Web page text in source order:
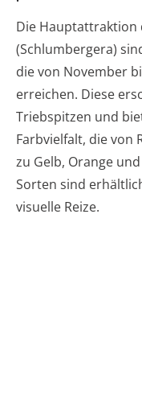
Die Hauptattraktion
(Schlumbergera)
die von November
erreichen. Diese
Triebspitzen und
Farbvielfalt, die von
zu Gelb, Orange
Sorten sind
visuelle Reize.